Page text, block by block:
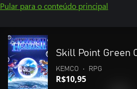
Pular para o conteúdo principal
Skill Point Green
KEMCO • RPG
R$10,95